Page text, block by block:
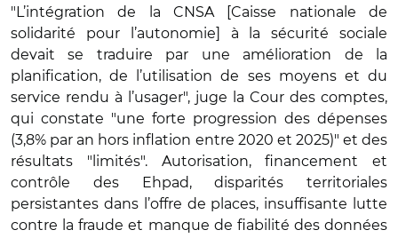
"L’intégration de la CNSA [Caisse nationale de
solidarité pour l’autonomie] à la sécurité sociale
devait se traduire par une amélioration de la
planification, de l’utilisation de ses moyens et du
service rendu à l’usager", juge la Cour des comptes,
qui constate "une forte progression des dépenses
(3,8% par an hors inflation entre 2020 et 2025)" et des
résultats "limités". Autorisation, financement et
contrôle des Ehpad, disparités territoriales
persistantes dans l’offre de places, insuffisante lutte
contre la fraude et manque de fiabilité des données